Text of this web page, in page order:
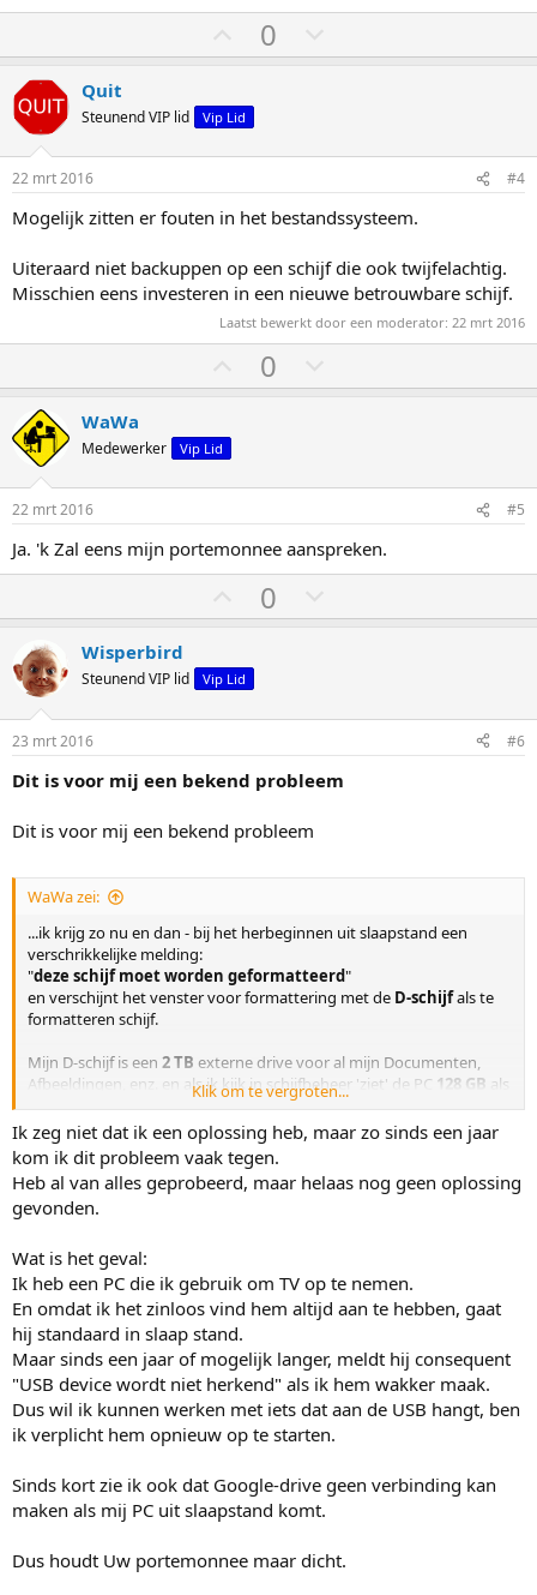
t
m
o
h
o
o
g
0
t
o
l
a
a
g
Quit
Steunend VIP lid Vip Lid
22 mrt 2016 #4
Mogelijk zitten er fouten in het bestandssysteem.
Uiteraard niet backuppen op een schijf die ook twijfelachtig.
Misschien eens investeren in een nieuwe betrouwbare schijf.
Laatst bewerkt door een moderator: 22 mrt 2016
t
o
h
o
g
0
t
o
l
a
g
WaWa
Medewerker Vip Lid
22 mrt 2016 #5
Ja. 'k Zal eens mijn portemonnee aanspreken.
t
m
o
h
o
o
0
t
o
l
a
Wisperbird
Steunend VIP lid Vip Lid
23 mrt 2016 #6
Dit is voor mij een bekend probleem
Dit is voor mij een bekend probleem
WaWa zei:
...ik krijg zo nu en dan - bij het herbeginnen uit slaapstand een
verschrikkelijke melding:
"deze schijf moet worden geformatteerd"
en verschijnt het venster voor formattering met de D-schijfals te
formatteren schijf.
Mijn D-schijf is een 2 TB externe drive voor al mijn Documenten,
Afbeeldingen, enz. en als ik kijk in schijfbeheer 'ziet' de PC 128 GB als
D-schijf, terwijl het 2 TB groot is.
Als ik heropstart is het terug Oké.
Moest ik op OK klikken zijnalmijn bestanden allicht weg...
Wat gebeurt hier?
WW
Klik om te vergroten...
Ik zeg niet dat ik een oplossing heb, maar zo sinds een jaar
kom ik dit probleem vaak tegen.
Heb al van alles geprobeerd, maar helaas nog geen oplossing
gevonden.
Wat is het geval:
Ik heb een PC die ik gebruik om TV op te nemen.
En omdat ik het zinloos vind hem altijd aan te hebben, gaat
hij standaard in slaap stand.
Maar sinds een jaar of mogelijk langer, meldt hij consequent
"USB device wordt niet herkend" als ik hem wakker maak.
Dus wil ik kunnen werken met iets dat aan de USB hangt, ben
ik verplicht hem opnieuw op te starten.
Sinds kort zie ik ook dat Google-drive geen verbinding kan
maken als mij PC uit slaapstand komt.
Dus houdt Uw portemonnee maar dicht.